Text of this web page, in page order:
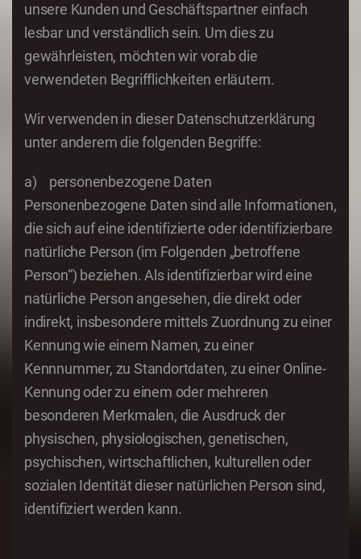
unsere Kunden und Geschäftspartner einfach
lesbar und verständlich sein. Um dies zu
gewährleisten, möchten wir vorab die
verwendeten Begrifflichkeiten erläutern.
Wir verwenden in dieser Datenschutzerklärung
unter anderem die folgenden Begriffe:
a) personenbezogene Daten
Personenbezogene Daten sind alle Informationen,
die sich auf eine identifizierte oder identifizierbare
natürliche Person (im Folgenden „betroffene
Person“) beziehen. Als identifizierbar wird eine
natürliche Person angesehen, die direkt oder
indirekt, insbesondere mittels Zuordnung zu einer
Kennung wie einem Namen, zu einer
Kennnummer, zu Standortdaten, zu einer Online-
Kennung oder zu einem oder mehreren
besonderen Merkmalen, die Ausdruck der
physischen, physiologischen, genetischen,
psychischen, wirtschaftlichen, kulturellen oder
sozialen Identität dieser natürlichen Person sind,
identifiziert werden kann.